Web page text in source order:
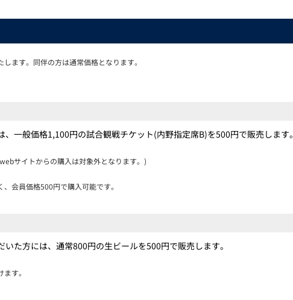
ます。同伴の方は通常価格となります。
一般価格1,100円の試合観戦チケット(内野指定席B)を500円で販売します。
サイトからの購入は対象外となります。)
会員価格500円で購入可能です。
た方には、通常800円の生ビールを500円で販売します。
す。